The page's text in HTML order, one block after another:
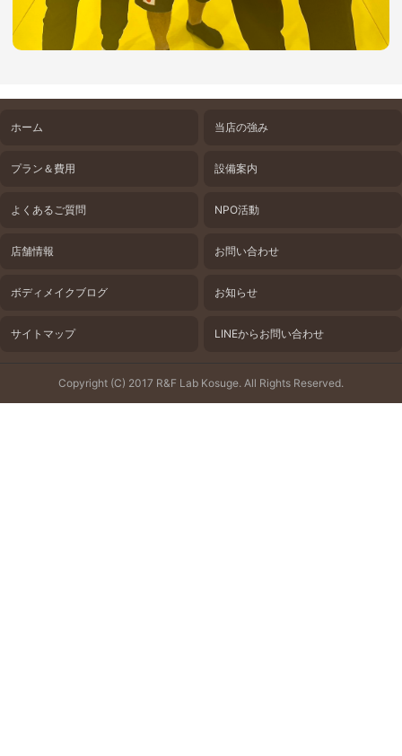
ホーム 当店の強み
プラン＆費用 設備案内
よくあるご質問 NPO活動
店舗情報 お問い合わせ
ボディメイクブログ お知らせ
サイトマップ LINEからお問い合わせ
Copyright (C) 2017 R&F Lab Kosuge. All Rights Reserved.